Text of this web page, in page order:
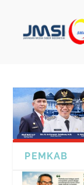
PEMKAB